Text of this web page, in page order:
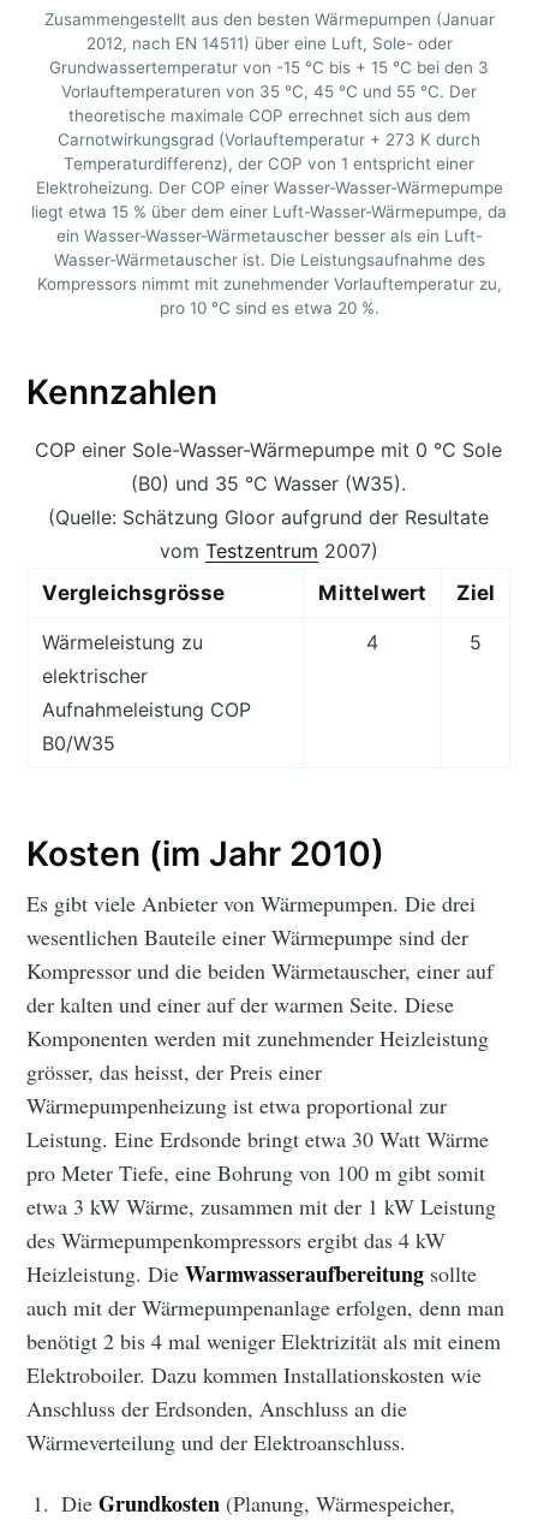
Zusammengestellt aus den besten Wärmepumpen (Januar
2012, nach EN 14511) über eine Luft, Sole- oder
Grundwassertemperatur von -15 °C bis + 15 °C bei den 3
Vorlauftemperaturen von 35 °C, 45 °C und 55 °C. Der
theoretische maximale COP errechnet sich aus dem
Carnotwirkungsgrad (Vorlauftemperatur + 273 K durch
Temperaturdifferenz), der COP von 1 entspricht einer
Elektroheizung. Der COP einer Wasser-Wasser-Wärmepumpe
liegt etwa 15 % über dem einer Luft-Wasser-Wärmepumpe, da
ein Wasser-Wasser-Wärmetauscher besser als ein Luft-
Wasser-Wärmetauscher ist. Die Leistungsaufnahme des
Kompressors nimmt mit zunehmender Vorlauftemperatur zu,
pro 10 °C sind es etwa 20 %.
Kennzahlen
COP einer Sole-Wasser-Wärmepumpe mit 0 °C Sole
(B0) und 35 °C Wasser (W35).
(Quelle: Schätzung Gloor aufgrund der Resultate
vom Testzentrum 2007)
Vergleichsgrösse
Mittelwert Ziel
Wärmeleistung zu
elektrischer
Aufnahmeleistung COP
B0/W35
4 5
Kosten (im Jahr 2010)
Es gibt viele Anbieter von Wärmepumpen. Die drei
wesentlichen Bauteile einer Wärmepumpe sind der
Kompressor und die beiden Wärmetauscher, einer auf
der kalten und einer auf der warmen Seite. Diese
Komponenten werden mit zunehmender Heizleistung
grösser, das heisst, der Preis einer
Wärmepumpenheizung ist etwa proportional zur
Leistung. Eine Erdsonde bringt etwa 30 Watt Wärme
pro Meter Tiefe, eine Bohrung von 100 m gibt somit
etwa 3 kW Wärme, zusammen mit der 1 kW Leistung
des Wärmepumpenkompressors ergibt das 4 kW
Heizleistung. DieWarmwasseraufbereitung sollte
auch mit der Wärmepumpenanlage erfolgen, denn man
benötigt 2 bis 4 mal weniger Elektrizität als mit einem
Elektroboiler. Dazu kommen Installationskosten wie
Anschluss der Erdsonden, Anschluss an die
Wärmeverteilung und der Elektroanschluss.
DieGrundkosten (Planung, Wärmespeicher,